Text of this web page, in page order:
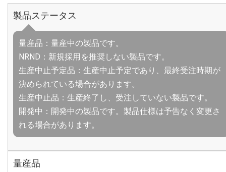
製品ステータス
量産品：量産中の製品です。
NRND：新規採用を推奨しない製品です。
生産中止予定品：生産中止予定であり、最終受注時期が
決められている場合があります。
生産中止品：生産終了し、受注していない製品です。
開発中：開発中の製品です。製品仕様は予告なく変更さ
れる場合があります。
量産品